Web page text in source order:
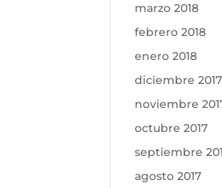
marzo 2018
febrero 2018
enero 2018
diciembre 2017
noviembre
octubre 2017
septiembre
agosto 2017